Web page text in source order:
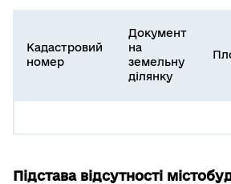
Кадастровий
номер
Документ
на
земельну
ділянку
Підстава відсутності